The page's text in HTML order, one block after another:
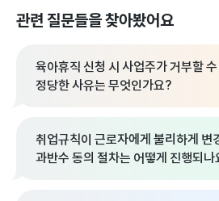
관련 질문들을 찾아봤어요
육아휴직 신청 시 사업주가 거부할
정당한 사유는 무엇인가요?
취업규칙이 근로자에게 불리하게 변
과반수 동의 절차는 어떻게 진행되나